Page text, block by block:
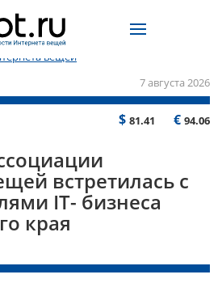
вещей
7 августа 2026
$ 81.41 € 94.06
встретилась с
IT- бизнеса
края